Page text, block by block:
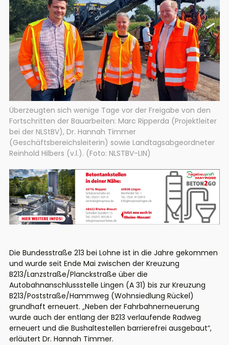
Überzeugten sich wenige Tage vor der Freigabe von den
Fortschritten der Bauarbeiten: Marc Ripperda (Projektleiter
bei der NLStBV), Dr. Hannah Timmer
(Geschäftsbereichsleiterin) sowie Landtagsabgeordneter
Reinhold Hilbers (v.l.). (Foto: NLSTBV-LIN)
Die Bundesstraße 213 bei Lohne ist in die Jahre gekommen
und wurde seit Ende Mai zwischen der Kreuzung
B213/Lanzstraße/Planckstraße über die
Autobahnanschlussstelle Lingen (A 31) bis zur Kreuzung
B213/Poststraße/Hammweg (Wohnsiedlung Rückel)
grundhaft erneuert. „Neben der Fahrbahnerneuerung
wurde auch der entlang der B213 verlaufende Radweg
erneuert und die Bushaltestellen barrierefrei ausgebaut“,
erläutert Dr. Hannah Timmer.